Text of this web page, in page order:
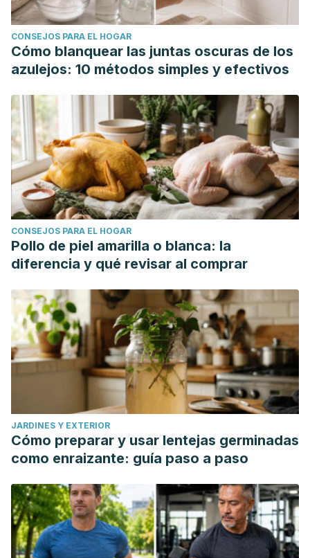
CONSEJOS PARA EL HOGAR
Cómo blanquear las juntas oscuras de los
azulejos: 10 métodos simples y efectivos
CONSEJOS PARA EL HOGAR
Pollo de piel amarilla o blanca: la
diferencia y qué revisar al comprar
JARDINES Y EXTERIOR
Cómo preparar y usar lentejas germinadas
como enraizante: guía paso a paso